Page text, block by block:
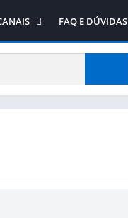
no WhatsApp
FAQ E DÚVIDAS